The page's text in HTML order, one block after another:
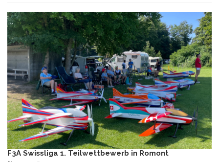
F3A Swissliga 1. Teilwettbewerb in Romont